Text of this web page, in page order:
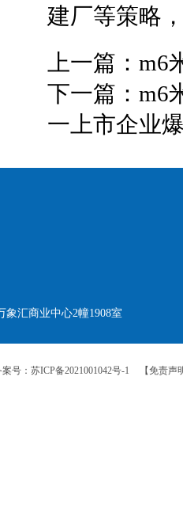
建厂等策略
上一篇： m6
下一篇： m6
一上市企业
汇商业中心2幢1908室
案号：苏ICP备2021001042号-1 【免责声